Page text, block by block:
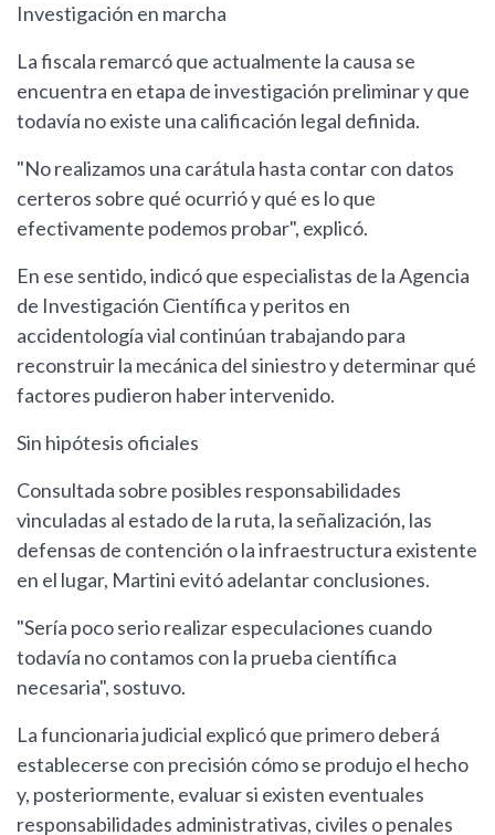
Investigación en marcha
La fiscala remarcó que actualmente la causa se
encuentra en etapa de investigación preliminar y que
todavía no existe una calificación legal definida.
"No realizamos una carátula hasta contar con datos
certeros sobre qué ocurrió y qué es lo que
efectivamente podemos probar", explicó.
En ese sentido, indicó que especialistas de la Agencia
de Investigación Científica y peritos en
accidentología vial continúan trabajando para
reconstruir la mecánica del siniestro y determinar qué
factores pudieron haber intervenido.
Sin hipótesis oficiales
Consultada sobre posibles responsabilidades
vinculadas al estado de la ruta, la señalización, las
defensas de contención o la infraestructura existente
en el lugar, Martini evitó adelantar conclusiones.
"Sería poco serio realizar especulaciones cuando
todavía no contamos con la prueba científica
necesaria", sostuvo.
La funcionaria judicial explicó que primero deberá
establecerse con precisión cómo se produjo el hecho
y, posteriormente, evaluar si existen eventuales
responsabilidades administrativas, civiles o penales